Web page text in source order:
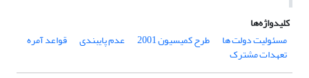
کلیدواژه‌ها
مسئولیت دولت ها
طرح کمیسیون 2001 عدم پایبندی قواعد آمره
تعهدات مشترک